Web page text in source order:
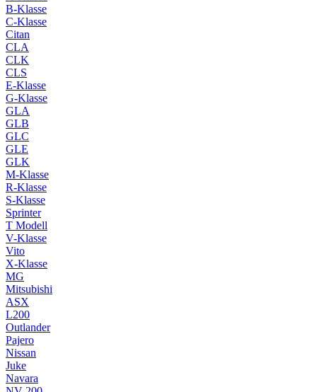
B-Klasse
C-Klasse
Citan
CLA
CLK
CLS
E-Klasse
G-Klasse
GLA
GLB
GLC
GLE
GLK
M-Klasse
R-Klasse
S-Klasse
Sprinter
T Modell
V-Klasse
Vito
X-Klasse
MG
Mitsubishi
ASX
L200
Outlander
Pajero
Nissan
Juke
Navara